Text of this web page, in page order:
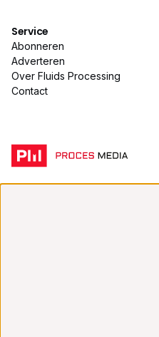
Service
Abonneren
Adverteren
Over Fluids Processing
Contact